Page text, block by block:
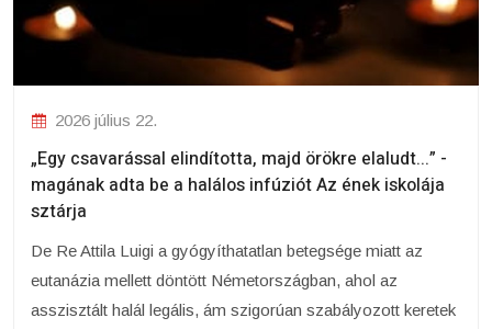
2026 július 22.
„Egy csavarással elindította, majd örökre elaludt...” -
magának adta be a halálos infúziót Az ének iskolája
sztárja
De Re Attila Luigi a gyógyíthatatlan betegsége miatt az
eutanázia mellett döntött Németországban, ahol az
asszisztált halál legális, ám szigorúan szabályozott keretek